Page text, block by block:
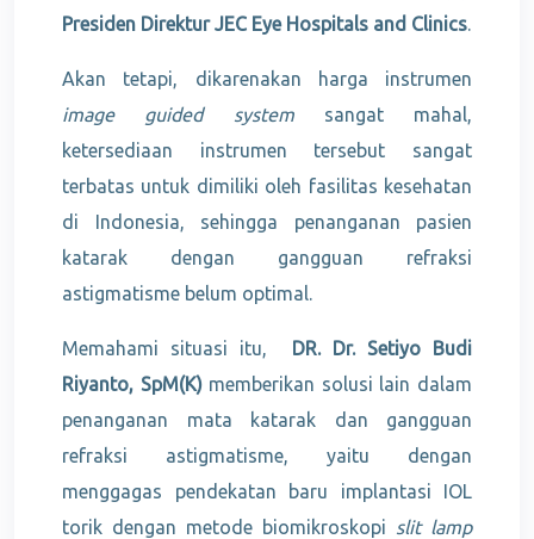
Presiden Direktur JEC Eye Hospitals and Clinics.
Akan tetapi, dikarenakan harga instrumen
image guided systemsangat mahal,
ketersediaan instrumen tersebut sangat
terbatas untuk dimiliki oleh fasilitas kesehatan
di Indonesia, sehingga penanganan pasien
katarak dengan gangguan refraksi
astigmatisme belum optimal.
Memahami situasi itu, DR. Dr. Setiyo Budi
Riyanto, SpM(K)memberikan solusi lain dalam
penanganan mata katarak dan gangguan
refraksi astigmatisme, yaitu dengan
menggagas pendekatan baru implantasi IOL
torik dengan metode biomikroskopi slit lamp